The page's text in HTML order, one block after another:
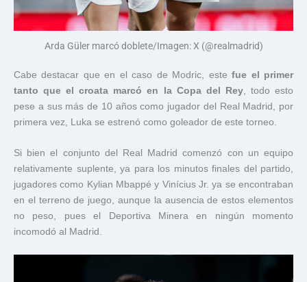
Arda Güler marcó doblete/Imagen: X (@realmadrid)
Cabe destacar que en el caso de Modric, estefue el primer
tanto que el croata marcó en la Copa del Rey, todo esto
pese a sus más de 10 años como jugador del Real Madrid, por
primera vez, Luka se estrenó como goleador de este torneo.
Si bien el conjunto del Real Madrid comenzó con un equipo
relativamente suplente, ya para los minutos finales del partido,
jugadores como Kylian Mbappé y Vinícius Jr. ya se encontraban
en el terreno de juego, aunque la ausencia de estos elementos
no peso, pues el Deportiva Minera en ningún momento
incomodó al Madrid.